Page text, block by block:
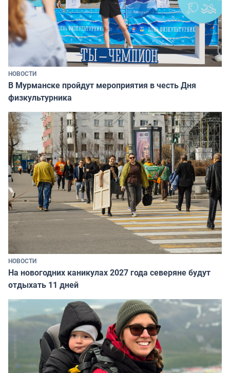
НОВОСТИ
В Мурманске пройдут мероприятия в честь Дня
физкультурника
НОВОСТИ
На новогодних каникулах 2027 года северяне будут
отдыхать 11 дней